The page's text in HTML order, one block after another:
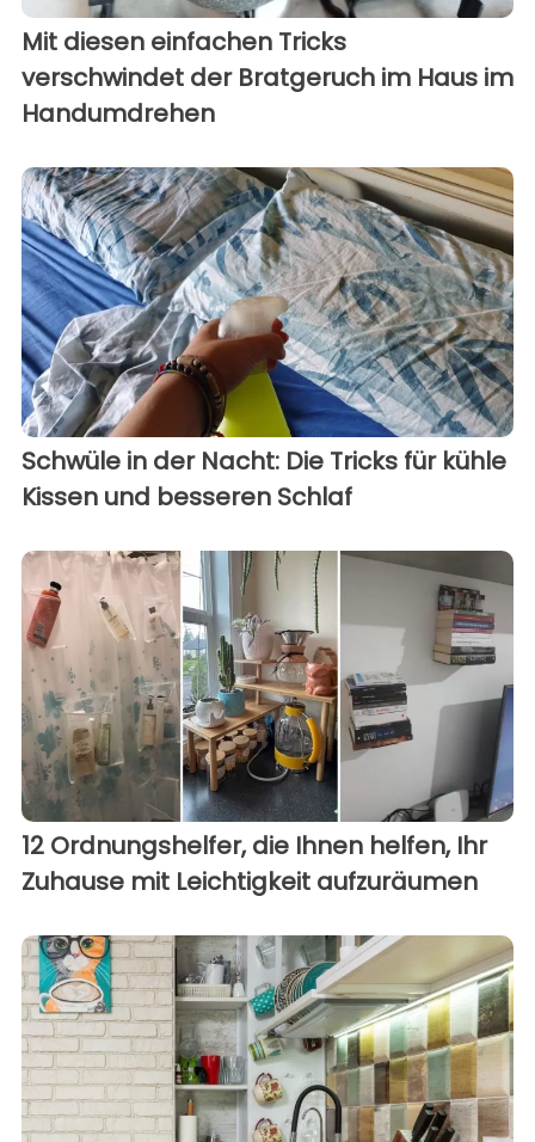
Mit diesen einfachen Tricks
verschwindet der Bratgeruch im Haus im
Handumdrehen
Schwüle in der Nacht: Die Tricks für kühle
Kissen und besseren Schlaf
12 Ordnungshelfer, die Ihnen helfen, Ihr
Zuhause mit Leichtigkeit aufzuräumen